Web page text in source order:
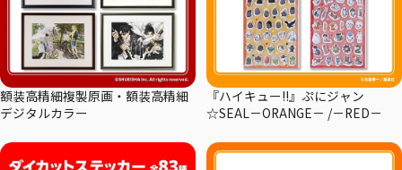
額装高精細複製原画・額装高精細
デジタルカラー
『ハイキュー!!』ぷにジャン
☆SEAL－ORANGE－ /－RED－